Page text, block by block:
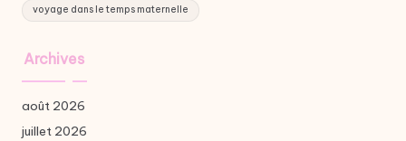
voyage dans le temps maternelle
Archives
août 2026
juillet 2026